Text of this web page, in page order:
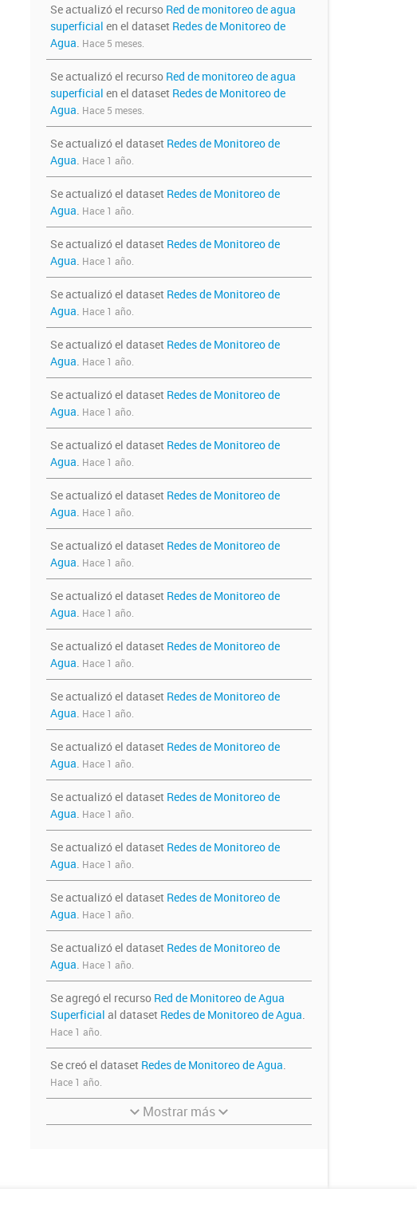
Se actualizó el recurso Red de monitoreo de agua
superficial en el dataset Redes de Monitoreo de
Agua. Hace 5 meses.
Se actualizó el recurso Red de monitoreo de agua
superficial en el dataset Redes de Monitoreo de
Agua. Hace 5 meses.
Se actualizó el dataset Redes de Monitoreo de
Agua. Hace 1 año.
Se actualizó el dataset Redes de Monitoreo de
Agua. Hace 1 año.
Se actualizó el dataset Redes de Monitoreo de
Agua. Hace 1 año.
Se actualizó el dataset Redes de Monitoreo de
Agua. Hace 1 año.
Se actualizó el dataset Redes de Monitoreo de
Agua. Hace 1 año.
Se actualizó el dataset Redes de Monitoreo de
Agua. Hace 1 año.
Se actualizó el dataset Redes de Monitoreo de
Agua. Hace 1 año.
Se actualizó el dataset Redes de Monitoreo de
Agua. Hace 1 año.
Se actualizó el dataset Redes de Monitoreo de
Agua. Hace 1 año.
Se actualizó el dataset Redes de Monitoreo de
Agua. Hace 1 año.
Se actualizó el dataset Redes de Monitoreo de
Agua. Hace 1 año.
Se actualizó el dataset Redes de Monitoreo de
Agua. Hace 1 año.
Se actualizó el dataset Redes de Monitoreo de
Agua. Hace 1 año.
Se actualizó el dataset Redes de Monitoreo de
Agua. Hace 1 año.
Se actualizó el dataset Redes de Monitoreo de
Agua. Hace 1 año.
Se actualizó el dataset Redes de Monitoreo de
Agua. Hace 1 año.
Se actualizó el dataset Redes de Monitoreo de
Agua. Hace 1 año.
Se agregó el recurso Red de Monitoreo de Agua
Superficial al dataset Redes de Monitoreo de Agua.
Hace 1 año.
Se creó el dataset Redes de Monitoreo de Agua.
Hace 1 año.
Mostrar más